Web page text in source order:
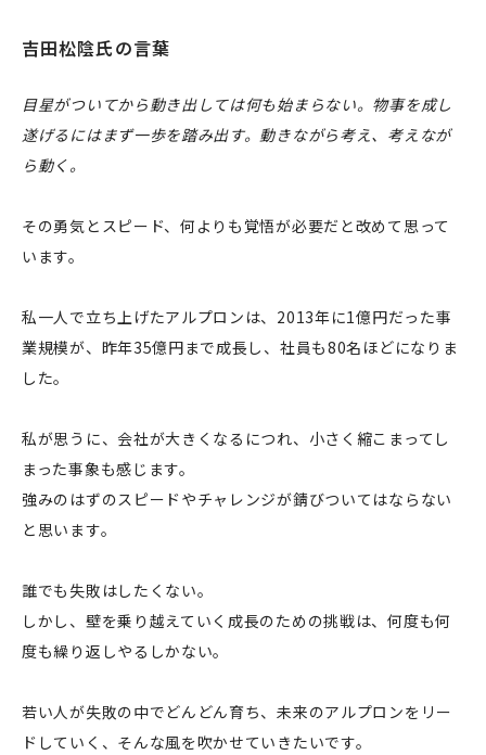
吉田松陰氏の言葉
目星がついてから動き出しては何も始まらない。物事を成し
遂げるにはまず一歩を踏み出す。動きながら考え、考えなが
ら動く。
その勇気とスピード、何よりも覚悟が必要だと改めて思って
います。
私一人で立ち上げたアルプロンは、2013年に1億円だった事
業規模が、昨年35億円まで成長し、社員も80名ほどになりま
した。
私が思うに、会社が大きくなるにつれ、小さく縮こまってし
まった事象も感じます。
強みのはずのスピードやチャレンジが錆びついてはならない
と思います。
誰でも失敗はしたくない。
しかし、壁を乗り越えていく成長のための挑戦は、何度も何
度も繰り返しやるしかない。
若い人が失敗の中でどんどん育ち、未来のアルプロンをリー
ドしていく、そんな風を吹かせていきたいです。